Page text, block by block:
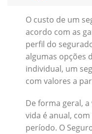
O custo de um
acordo com as
perfil do
algumas opções
individual, um
com valores a
De forma geral,
vida é anual,
período. O